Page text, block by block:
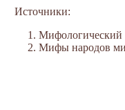
Источники:
Мифологический
Мифы народов